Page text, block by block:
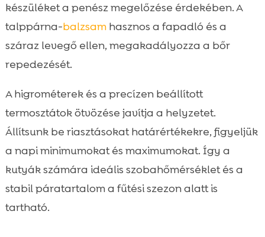
készüléket a penész megelőzése érdekében. A
talppárna-balzsamhasznos a fapadló és a
száraz levegő ellen, megakadályozza a bőr
repedezését.
A higrométerek és a precízen beállított
termosztátok ötvözése javítja a helyzetet.
Állítsunk be riasztásokat határértékekre, figyeljük
a napi minimumokat és maximumokat. Így a
kutyák számára ideális szobahőmérséklet és a
stabil páratartalom a fűtési szezon alatt is
tartható.